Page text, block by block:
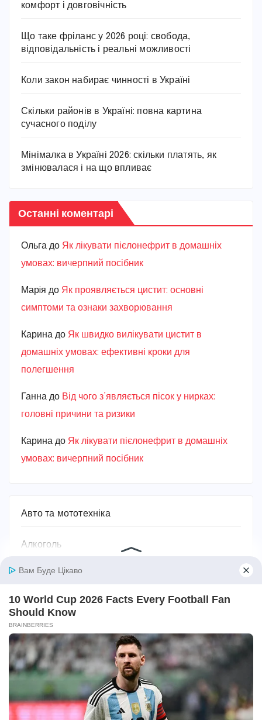
комфорт і довговічність
Що таке фріланс у 2026 році: свобода,
відповідальність і реальні можливості
Коли закон набирає чинності в Україні
Скільки районів в Україні: повна картина
сучасного поділу
Мінімалка в Україні 2026: скільки платять, як
змінювалася і на що впливає
Останні коментарі
Ольга до Як лікувати пієлонефрит в домашніх
умовах: вичерпний посібник
Марiя до Як проявляється цистит: основні
симптоми та ознаки захворювання
Карина до Як швидко вилікувати цистит в
домашніх умовах: ефективні кроки для
полегшення
Ганна до Від чого з’являється пісок у нирках:
головні причини та ризики
Карина до Як лікувати пієлонефрит в домашніх
умовах: вичерпний посібник
Авто та мототехніка
Алкоголь
Без категорії
Безпека
Біографії та історії життя
Бодибілдинг
Будівництво та ремонт